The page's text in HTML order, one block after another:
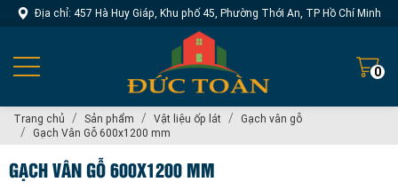
Địa chỉ: 457 Hà Huy Giáp, Khu phố 45, Phường Thới An, TP Hồ Chí Minh
0
Trang chủ Sản phẩm Vật liệu ốp lát
Gạch vân gỗ
Gạch Vân Gỗ 600x1200 mm
GẠCH VÂN GỖ 600X1200 MM